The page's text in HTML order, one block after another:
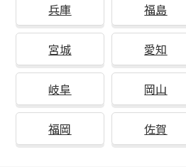
兵庫 福島
宮城 愛知
岐阜 岡山
福岡 佐賀